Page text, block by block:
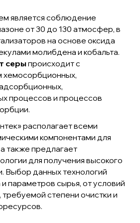
является соблюдение
от 30 до 130 атмосфер, в
на основе оксида
молибдена и кобальта.
серыпроисходит с
хемосорбционных,
процессов и процессов
располагает всеми
компонентами для
также предлагает
для получения высокого
Выбор данных технологий
и параметров сырья, от условий
требуемой степени очистки и